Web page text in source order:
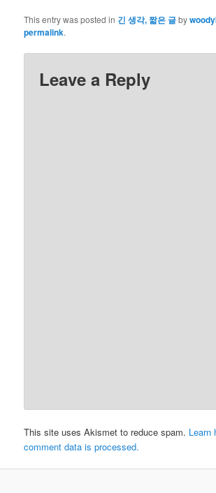
This entry was posted in 긴 생각, 짧은 글by
permalink.
Leave a Reply
This site uses Akismet to reduce spam. Learn
comment data is processed.